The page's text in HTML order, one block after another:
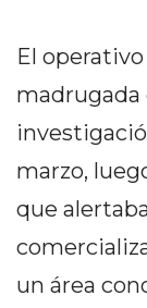
AYUDA
TÉRMINOS
Y
DE
El
madrugada
marzo,
que
un área